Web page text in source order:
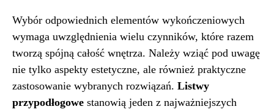
Wybór odpowiednich elementów wykończeniowych
wymaga uwzględnienia wielu czynników, które razem
tworzą spójną całość wnętrza. Należy wziąć pod uwagę
nie tylko aspekty estetyczne, ale również praktyczne
zastosowanie wybranych rozwiązań. Listwy
przypodłogowe stanowią jeden z najważniejszych